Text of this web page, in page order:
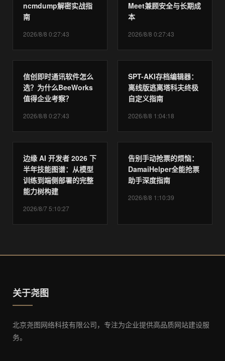
ncmdump解密实战指
南
2026/8/8 0:27:43
Meet兼顾安全与长期成
本
2026/8/8 0:27:43
信创即时通讯软件怎么
选？为什么BeeWorks
值得企业考察？
2026/8/8 0:27:43
SPT-AKI存档编辑器：
离线版逃离塔科夫终极
自定义指南
2026/8/8 1:04:18
边缘 AI 开发者 2026 下
半年技能图谱：从模型
训练到端侧部署的完整
能力树构建
2026/8/7 5:10:27
告别手动抢票的烦恼：
DamaiHelper全能抢票
助手深度指南
2026/8/8 1:10:39
关于尧图
北京尧图网络科技有限公司，专注为企业提供高品质网站建设服
务。